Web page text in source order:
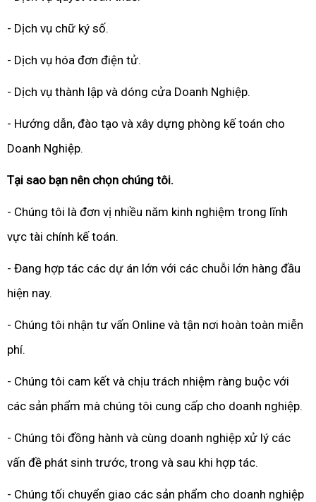
- Dịch vụ chữ ký số.
- Dịch vụ hóa đơn điện tử.
- Dịch vụ thành lập và dóng cửa Doanh Nghiệp.
- Hướng dẫn, đào tạo và xây dựng phòng kế toán cho
Doanh Nghiệp.
Tại sao bạn nên chọn chúng tôi.
- Chúng tôi là đơn vị nhiều năm kinh nghiệm trong lĩnh
vực tài chính kế toán.
- Đang hợp tác các dự án lớn với các chuỗi lớn hàng đầu
hiện nay.
- Chúng tôi nhận tư vấn Online và tận nơi hoàn toàn miễn
phí.
- Chúng tôi cam kết và chịu trách nhiệm ràng buộc với
các sản phẩm mà chúng tôi cung cấp cho doanh nghiệp.
- Chúng tôi đồng hành và cùng doanh nghiệp xử lý các
vấn đề phát sinh trước, trong và sau khi hợp tác.
- Chúng tối chuyển giao các sản phẩm cho doanh nghiệp